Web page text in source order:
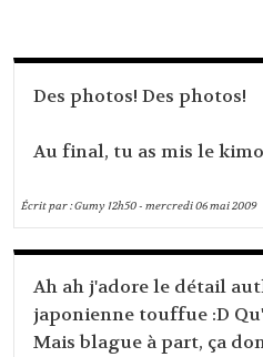
Des photos! Des photos!
Au final, tu as mis le
Écrit par :Gumy12h50-mercredi 06mai 2009
Ah ah j'adore le détail
japonienne touffue :D
Mais blague à part, ça